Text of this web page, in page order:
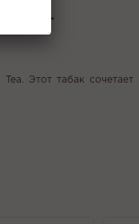
100г
Этот табак